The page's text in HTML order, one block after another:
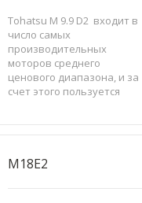
Tohatsu M 9.9 D2 входит в
число самых
производительных
моторов среднего
ценового диапазона, и за
счет этого пользуется
M18E2